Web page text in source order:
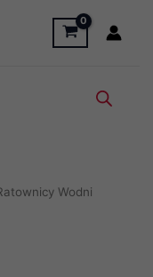
Wodni